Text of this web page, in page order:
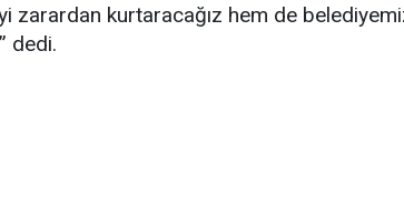
zarardan kurtaracağız hem de
dedi.